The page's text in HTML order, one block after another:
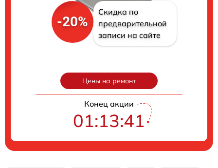
-20%
Скидка по
предварительной
записи на сайте
Цены на ремонт
Конец акции
01:13:40